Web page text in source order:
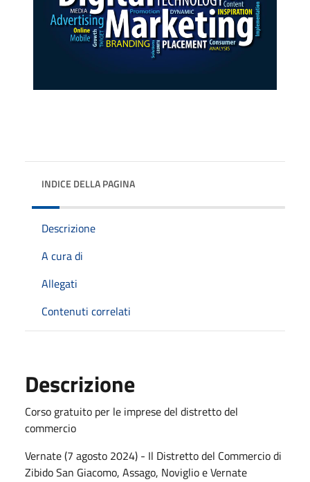
INDICE DELLA PAGINA
Descrizione
A cura di
Allegati
Contenuti correlati
Descrizione
Corso gratuito per le imprese del distretto del
commercio
Vernate (7 agosto 2024) - Il Distretto del Commercio di
Zibido San Giacomo, Assago, Noviglio e Vernate